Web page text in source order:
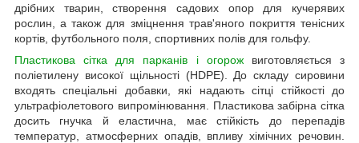
дрібних тварин, створення садових опор для кучерявих
рослин, а також для зміцнення трав'яного покриття тенісних
кортів, футбольного поля, спортивних полів для гольфу.
Пластикова сітка для парканів і огорожвиготовляється з
поліетилену високої щільності (HDPE). До складу сировини
входять спеціальні добавки, які надають сітці стійкості до
ультрафіолетового випромінювання. Пластикова забірна сітка
досить гнучка й еластична, має стійкість до перепадів
температур, атмосферних опадів, впливу хімічних речовин.